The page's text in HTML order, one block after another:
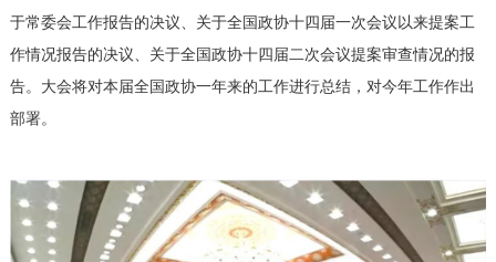
于常委会工作报告的决议、关于全国政协十四届一次会议以来提案工
作情况报告的决议、关于全国政协十四届二次会议提案审查情况的报
告。大会将对本届全国政协一年来的工作进行总结，对今年工作作出
部署。